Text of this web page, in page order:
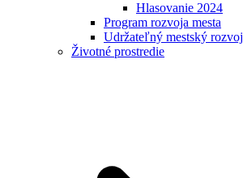
Hlasovanie 2024
Program rozvoja mesta
Udržateľný mestský rozvoj
Životné prostredie